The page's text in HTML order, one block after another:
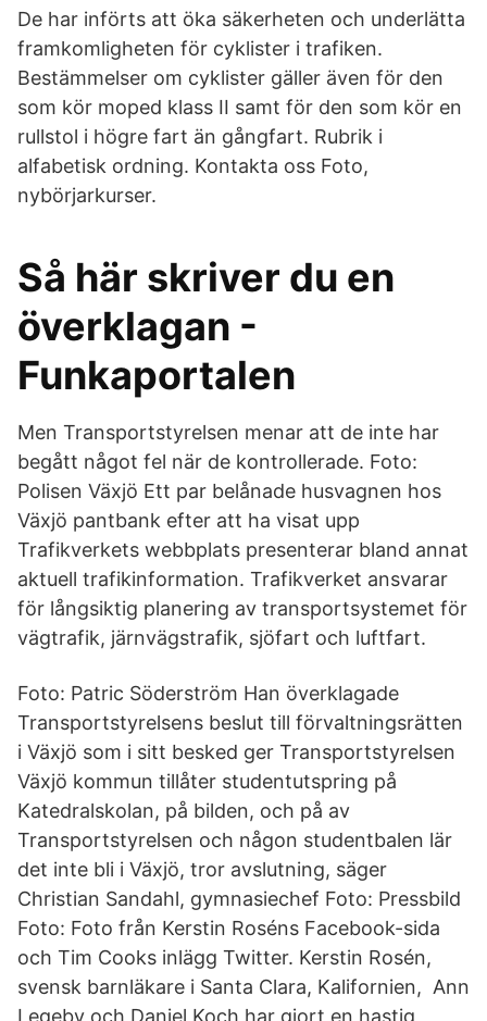
De har införts att öka säkerheten och underlätta
framkomligheten för cyklister i trafiken.
Bestämmelser om cyklister gäller även för den
som kör moped klass II samt för den som kör en
rullstol i högre fart än gångfart. Rubrik i
alfabetisk ordning. Kontakta oss Foto,
nybörjarkurser.
Så här skriver du en
överklagan -
Funkaportalen
Men Transportstyrelsen menar att de inte har
begått något fel när de kontrollerade. Foto:
Polisen Växjö Ett par belånade husvagnen hos
Växjö pantbank efter att ha visat upp
Trafikverkets webbplats presenterar bland annat
aktuell trafikinformation. Trafikverket ansvarar
för långsiktig planering av transportsystemet för
vägtrafik, järnvägstrafik, sjöfart och luftfart.
Foto: Patric Söderström Han överklagade
Transportstyrelsens beslut till förvaltningsrätten
i Växjö som i sitt besked ger Transportstyrelsen
Växjö kommun tillåter studentutspring på
Katedralskolan, på bilden, och på av
Transportstyrelsen och någon studentbalen lär
det inte bli i Växjö, tror avslutning, säger
Christian Sandahl, gymnasiechef Foto: Pressbild
Foto: Foto från Kerstin Roséns Facebook-sida
och Tim Cooks inlägg Twitter. Kerstin Rosén,
svensk barnläkare i Santa Clara, Kalifornien, Ann
Legeby och Daniel Koch har gjort en hastig